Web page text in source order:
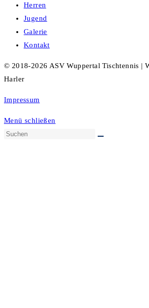
Herren
Jugend
Galerie
Kontakt
© 2018-2026 ASV Wuppertal Tischtennis |
Harler
Impressum
Menü schließen